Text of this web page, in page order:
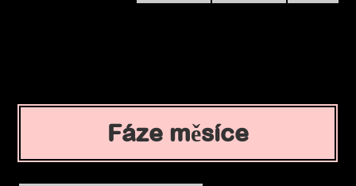
Fáze měsíce